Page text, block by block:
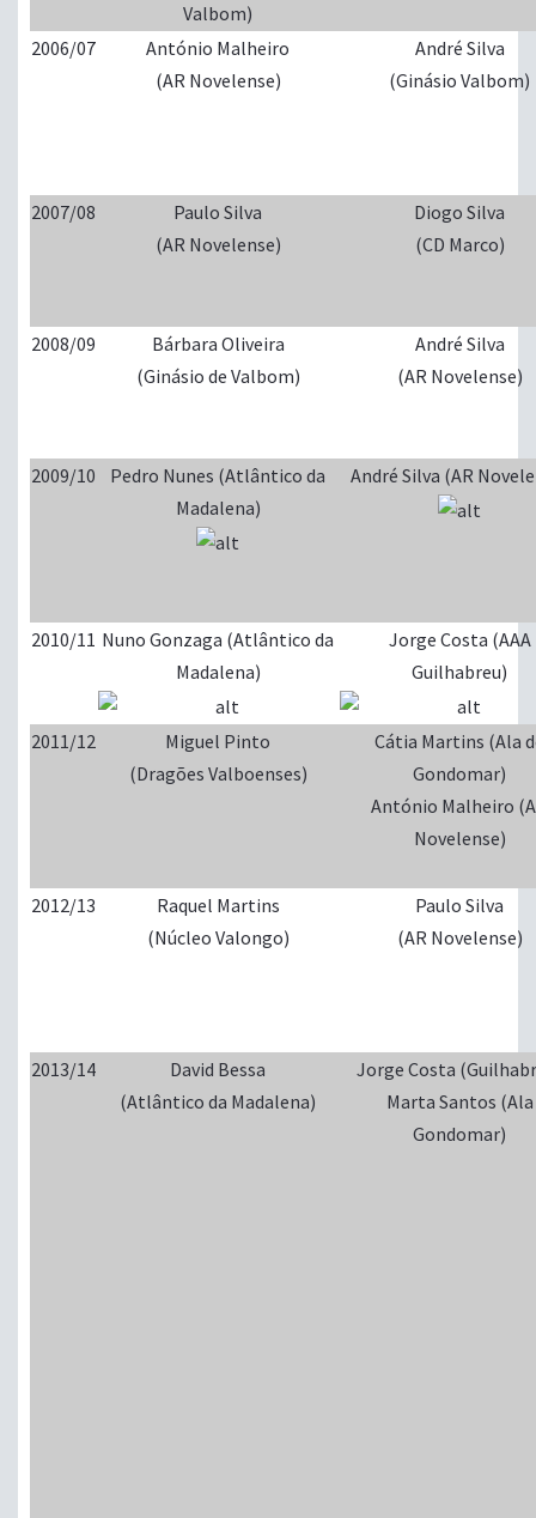
Valbom)
2006/07
António Malheiro
(AR Novelense)
André Silva
(Ginásio Valbom)
2007/08
Paulo Silva
(AR Novelense)
Diogo Silva
(CD Marco)
2008/09
Bárbara Oliveira
(Ginásio de Valbom)
André Silva
(AR Novelense)
2009/10
Pedro Nunes (Atlântico da
Madalena)
André Silva (AR
2010/11 Nuno Gonzaga (Atlântico da
Madalena)
Jorge Costa (AAA
Guilhabreu)
2011/12
Miguel Pinto
(Dragões Valboenses)
Cátia Martins (Ala
Gondomar)
António Malheiro
Novelense)
2012/13
Raquel Martins
(Núcleo Valongo)
Paulo Silva
(AR Novelense)
2013/14
David Bessa
(Atlântico da Madalena)
Jorge Costa
Marta Santos (Ala
Gondomar)